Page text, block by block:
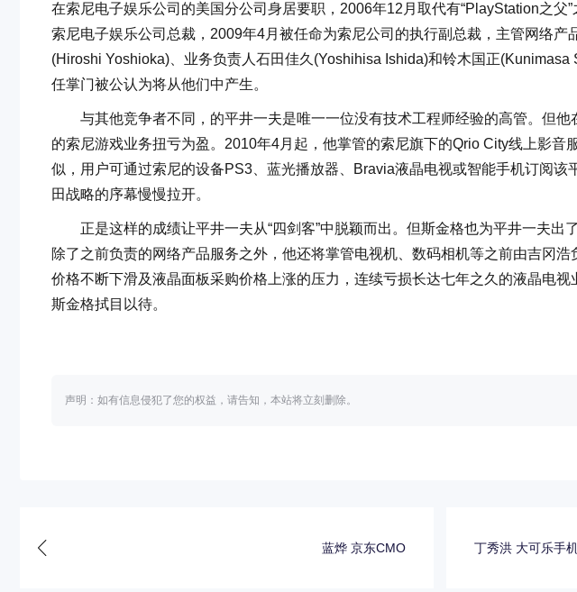
在索尼电子娱乐公司的美国分公司身居要职，2006年12月取代有“PlayStation之
索尼电子娱乐公司总裁，2009年4月被任命为索尼公司的执行副总裁，主管网络产
(Hiroshi Yoshioka)、业务负责人石田佳久(Yoshihisa Ishida)和铃木国正
任掌门被公认为将从他们中产生。
与其他竞争者不同，的平井一夫是唯一一位没有技术工程师经验的高管。但他
的索尼游戏业务扭亏为盈。2010年4月起，他掌管的索尼旗下的Qrio City线上影音
似，用户可通过索尼的设备PS3、蓝光播放器、Bravia液晶电视或智能手机订阅
田战略的序幕慢慢拉开。
正是这样的成绩让平井一夫从“四剑客”中脱颖而出。但斯金格也为平井一夫出
除了之前负责的网络产品服务之外，他还将掌管电视机、数码相机等之前由吉冈
价格不断下滑及液晶面板采购价格上涨的压力，连续亏损长达七年之久的液晶电视
斯金格拭目以待。
声明：如有信息侵犯了您的权益，请告知，本站将立刻删除。
蓝烨 京东CMO 丁秀洪 大可乐手